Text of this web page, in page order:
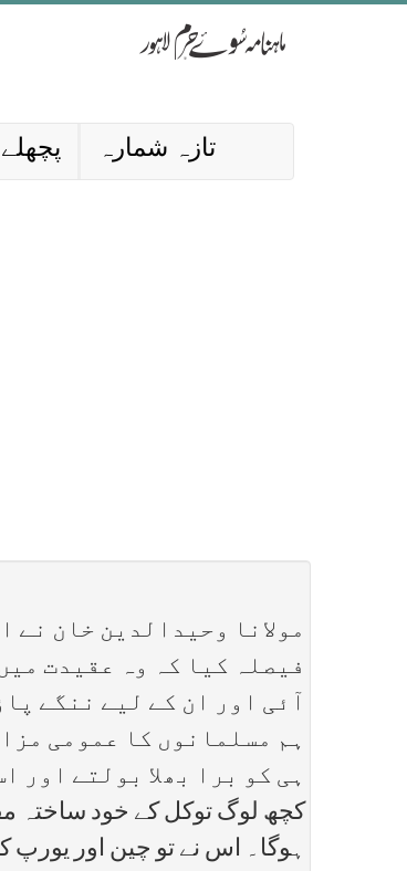
تازہ شمارہ
مولانا وحیدالدین خان
فیصلہ کیا کہ وہ عقیدت
آئی اور ان کے لیے ننگے
ہم مسلمانوں کا عمومی
ہی کو برا بھلا بولتے
کچھ لوگ توکل کے خود ساختہ
ہوگا۔ اس نے تو چین اور یورپ